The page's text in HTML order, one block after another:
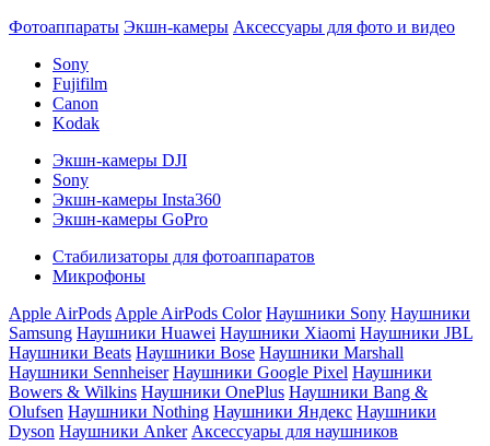
Фотоаппараты Экшн-камеры Аксессуары для фото и видео
Sony
Fujifilm
Canon
Kodak
Экшн-камеры DJI
Sony
Экшн-камеры Insta360
Экшн-камеры GoPro
Стабилизаторы для фотоаппаратов
Микрофоны
Apple AirPods Apple AirPods Color Наушники Sony Наушники
Samsung Наушники Huawei Наушники Xiaomi Наушники JBL
Наушники Beats Наушники Bose Наушники Marshall
Наушники Sennheiser Наушники Google Pixel Наушники
Bowers & Wilkins Наушники OnePlus Наушники Bang &
Olufsen Наушники Nothing Наушники Яндекс Наушники
Dyson Наушники Anker Аксессуары для наушников